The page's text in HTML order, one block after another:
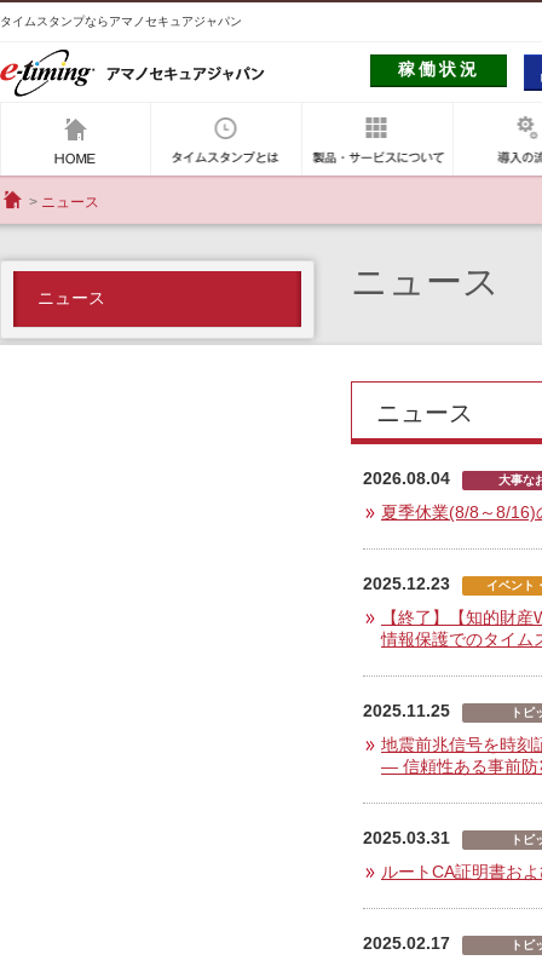
タイムスタンプならアマノセキュアジャパン
稼働状況
製品・サ
ニュース
ニュース
ニュース
2026.08.04 大事な
夏季休業(8/8～8/16)
2025.12.23 イベント
【終了】【知的財
情報保護でのタイム
2025.11.25 トピ
地震前兆信号を時刻
― 信頼性ある事前防
2025.03.31 トピ
ルートCA証明書お
2025.02.17 トピ
ニュース